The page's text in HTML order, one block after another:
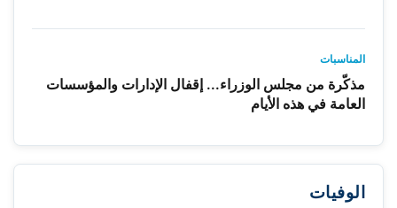
المناسبات
مذكّرة من مجلس الوزراء... إقفال الإدارات والمؤسسات
العامة في هذه الأيام
الوفيات